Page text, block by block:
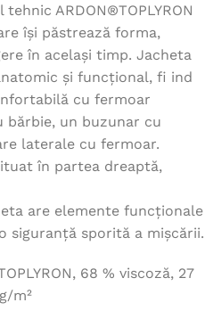
ARDON®TOPLYRON
își păstrează forma,
în același timp. Jacheta
și funcțional, fi ind
cu fermoar
un buzunar cu
laterale cu fermoar.
în partea dreaptă,
are elemente funcționale
siguranță sporită a mișcării.
68 % viscoză, 27
m²